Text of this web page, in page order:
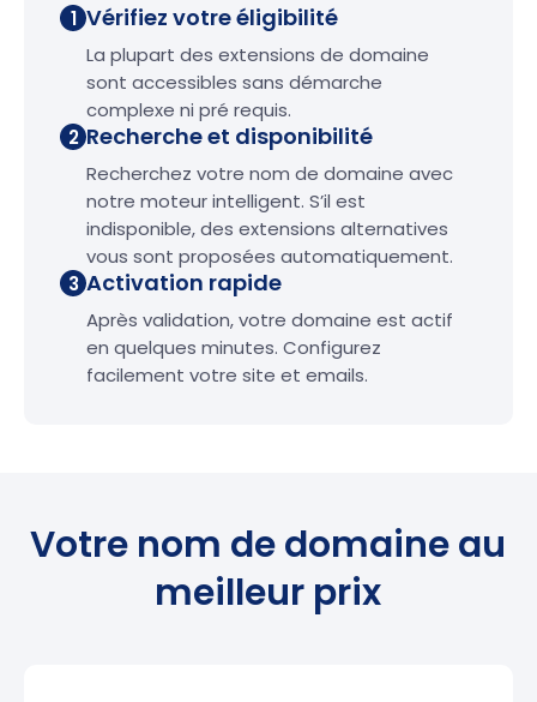
1 Vérifiez votre éligibilité
La plupart des extensions de domaine
sont accessibles sans démarche
complexe ni pré requis.
2 Recherche et disponibilité
Recherchez votre nom de domaine avec
notre moteur intelligent. S’il est
indisponible, des extensions alternatives
vous sont proposées automatiquement.
3 Activation rapide
Après validation, votre domaine est actif
en quelques minutes. Configurez
facilement votre site et emails.
Votre nom de domaine au
meilleur prix